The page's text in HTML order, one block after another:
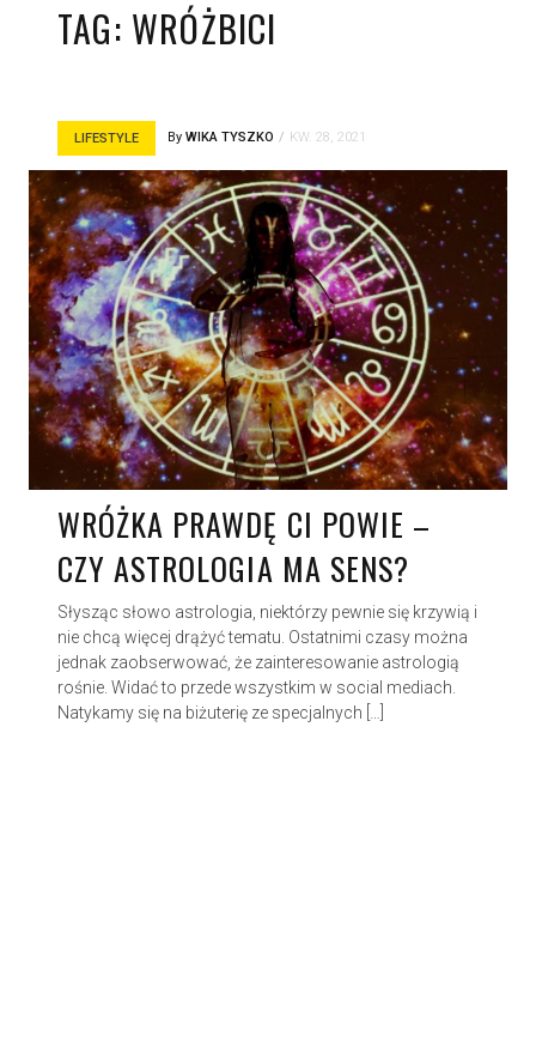
TAG: WRÓŻBICI
LIFESTYLE By WIKA TYSZKO KW. 28, 2021
WRÓŻKA PRAWDĘ CI POWIE –
CZY ASTROLOGIA MA SENS?
Słysząc słowo astrologia, niektórzy pewnie się krzywią i
nie chcą więcej drążyć tematu. Ostatnimi czasy można
jednak zaobserwować, że zainteresowanie astrologią
rośnie. Widać to przede wszystkim w social mediach.
Natykamy się na biżuterię ze specjalnych […]